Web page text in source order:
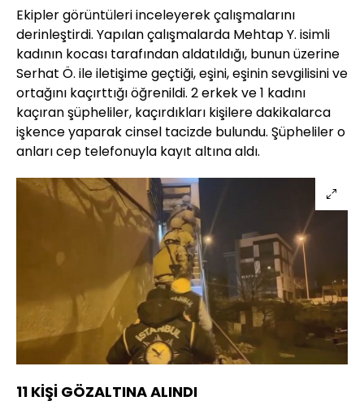
Ekipler görüntüleri inceleyerek çalışmalarını
derinleştirdi. Yapılan çalışmalarda Mehtap Y. isimli
kadının kocası tarafından aldatıldığı, bunun üzerine
Serhat Ö. ile iletişime geçtiği, eşini, eşinin sevgilisini ve
ortağını kaçırttığı öğrenildi. 2 erkek ve 1 kadını
kaçıran şüpheliler, kaçırdıkları kişilere dakikalarca
işkence yaparak cinsel tacizde bulundu. Şüpheliler o
anları cep telefonuyla kayıt altına aldı.
11 KİŞİ GÖZALTINA ALINDI